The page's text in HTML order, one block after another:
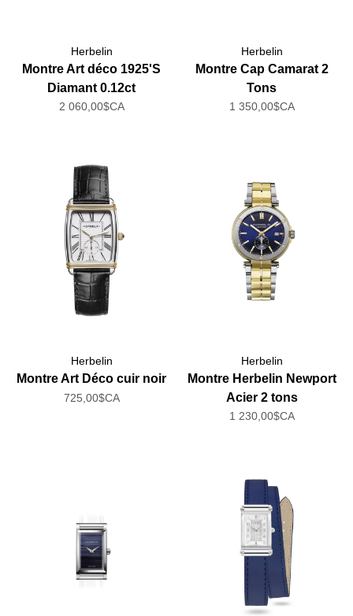
Herbelin
Montre Art déco 1925'S
Diamant 0.12ct
2 060,00$CA
Herbelin
Montre Cap Camarat 2
Tons
1 350,00$CA
Herbelin
Montre Art Déco cuir noir
725,00$CA
Herbelin
Montre Herbelin Newport
Acier 2 tons
1 230,00$CA